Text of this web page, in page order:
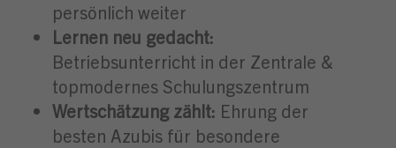
persönlich weiter
Lernen neu gedacht:
Betriebsunterricht in der Zentrale &
topmodernes Schulungszentrum
Wertschätzung zählt: Ehrung der
besten Azubis für besondere